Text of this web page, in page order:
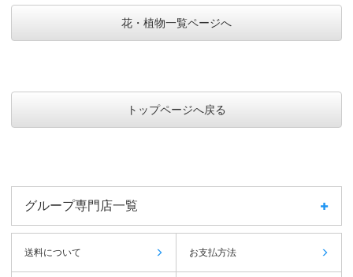
花・植物一覧ページへ
トップページへ戻る
グループ専門店一覧
送料について お支払方法